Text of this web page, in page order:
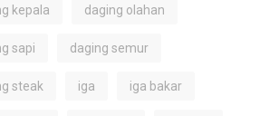
kepala daging olahan
sapi daging semur
steak iga iga bakar